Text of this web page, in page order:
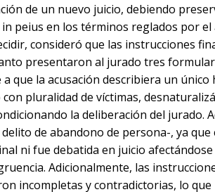
de un nuevo juicio, debiendo
peius en los términos reglados por el
consideró que las instrucciones
presentaron al jurado tres
que la acusación describiera un único
pluralidad de víctimas,
la deliberación del jurado.
de abandono de persona-, ya
ni fue debatida en juicio
Adicionalmente, las
incompletas y contradictorias, lo